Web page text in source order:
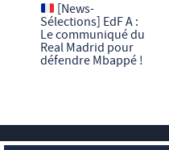
[News-
Sélections] EdF A :
Le communiqué du
Real Madrid pour
défendre Mbappé !